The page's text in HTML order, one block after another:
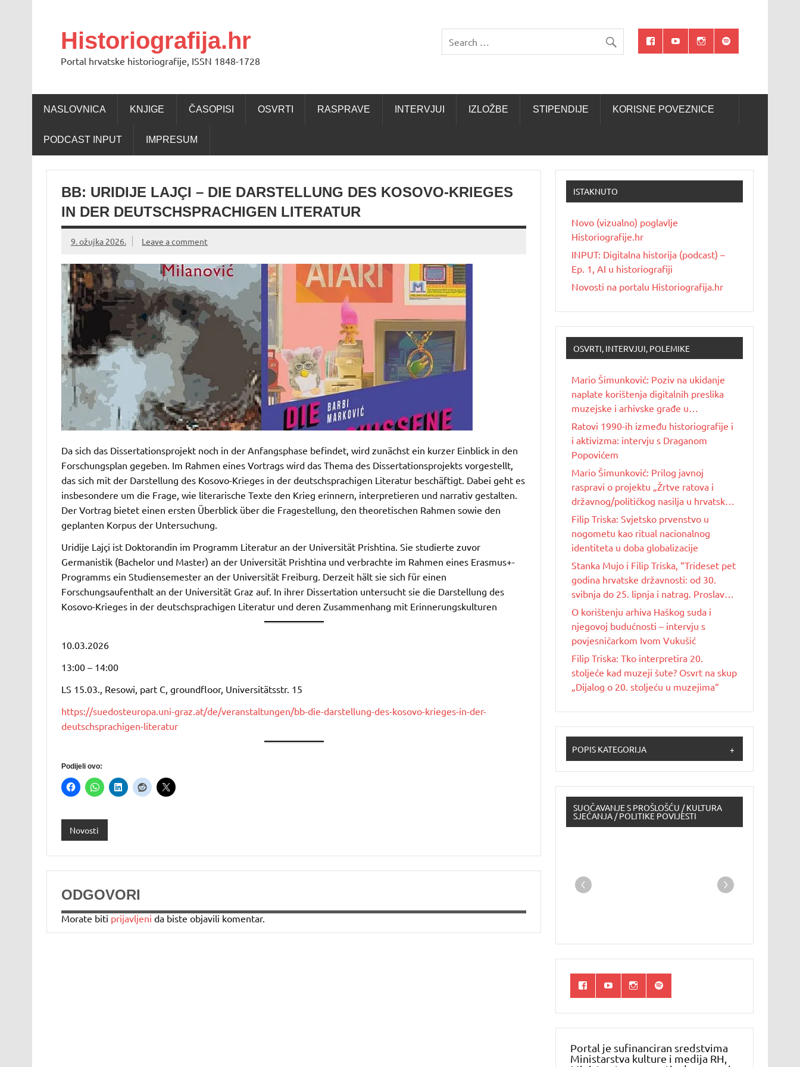
Historiografija.hr
Portal hrvatske historiografije, ISSN 1848-1728
NASLOVNICA KNJIGE ČASOPISI OSVRTI RASPRAVE INTERVJUI IZLOŽBE STIPENDIJE KORISNE POVEZNICE
PODCAST INPUT IMPRESUM
BB: URIDIJE LAJÇI – DIE DARSTELLUNG DES KOSOVO-KRIEGES
IN DER DEUTSCHSPRACHIGEN LITERATUR
9. ožujka 2026. Leave a comment
Da sich das Dissertationsprojekt noch in der Anfangsphase befindet, wird zunächst ein kurzer Einblick in den
Forschungsplan gegeben. Im Rahmen eines Vortrags wird das Thema des Dissertationsprojekts vorgestellt,
das sich mit der Darstellung des Kosovo-Krieges in der deutschsprachigen Literatur beschäftigt. Dabei geht es
insbesondere um die Frage, wie literarische Texte den Krieg erinnern, interpretieren und narrativ gestalten.
Der Vortrag bietet einen ersten Überblick über die Fragestellung, den theoretischen Rahmen sowie den
geplanten Korpus der Untersuchung.
Uridije Lajçi ist Doktorandin im Programm Literatur an der Universität Prishtina. Sie studierte zuvor
Germanistik (Bachelor und Master) an der Universität Prishtina und verbrachte im Rahmen eines Erasmus+-
Programms ein Studiensemester an der Universität Freiburg. Derzeit hält sie sich für einen
Forschungsaufenthalt an der Universität Graz auf. In ihrer Dissertation untersucht sie die Darstellung des
Kosovo-Krieges in der deutschsprachigen Literatur und deren Zusammenhang mit Erinnerungskulturen
10.03.2026
13:00 – 14:00
LS 15.03., Resowi, part C, groundfloor, Universitätsstr. 15
https://suedosteuropa.uni-graz.at/de/veranstaltungen/bb-die-darstellung-des-kosovo-krieges-in-der-
deutschsprachigen-literatur
Podijeli ovo:
Novosti
ODGOVORI
Morate biti prijavljeni da biste objavili komentar.
ISTAKNUTO
Novo (vizualno) poglavlje
Historiografije.hr
INPUT: Digitalna historija (podcast) –
Ep. 1, AI u historiografiji
Novosti na portalu Historiografija.hr
OSVRTI, INTERVJUI, POLEMIKE
Mario Šimunković: Poziv na ukidanje
naplate korištenja digitalnih preslika
muzejske i arhivske građe u
nekomercijalne svrhe
Ratovi 1990-ih između historiografije i
i aktivizma: intervju s Draganom
Popovićem
Mario Šimunković: Prilog javnoj
raspravi o projektu „Žrtve ratova i
državnog/političkog nasilja u hrvatskoj
povijesti 20. stoljeća“
Filip Triska: Svjetsko prvenstvo u
nogometu kao ritual nacionalnog
identiteta u doba globalizacije
Stanka Mujo i Filip Triska, “Trideset pet
godina hrvatske državnosti: od 30.
svibnja do 25. lipnja i natrag. Proslave
Dana državnosti u Republici Hrvatskoj
od 1990. do 2025. godine”
O korištenju arhiva Haškog suda i
njegovoj budućnosti – intervju s
povjesničarkom Ivom Vukušić
Filip Triska: Tko interpretira 20.
stoljeće kad muzeji šute? Osvrt na skup
„Dijalog o 20. stoljeću u muzejima“
POPIS KATEGORIJA +
SUOČAVANJE S PROŠLOŠĆU / KULTURA
SJEĆANJA / POLITIKE POVIJESTI
Portal je sufinanciran sredstvima
Ministarstva kulture i medija RH,